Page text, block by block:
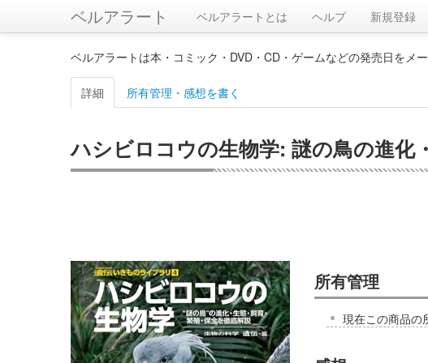
ベルアラート ベルアラートとは ヘルプ 新規登録
ベルアラートは本・コミック・DVD・CD・ゲームなどの発売日をメ
詳細 所有管理・感想を書く
ハシビロコウの生物学: 謎の鳥の進化
所有管理
現在この商品の